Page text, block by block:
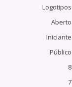
Logotipos
Aberto
Iniciante
Público
8
7